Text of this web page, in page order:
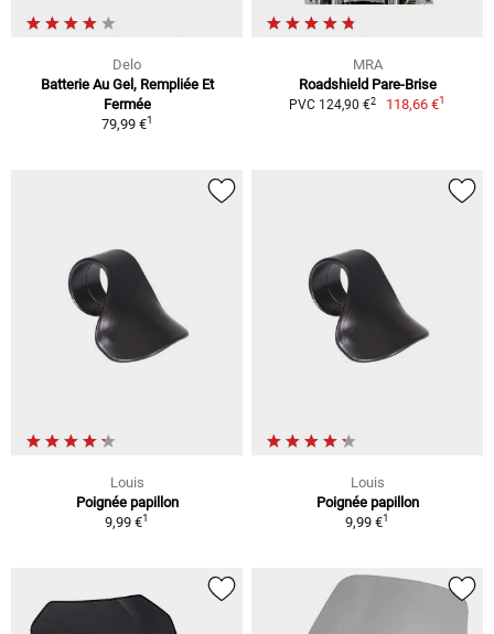
Delo
Batterie Au Gel, Rempliée Et
Fermée
79,99 €1
MRA
Roadshield Pare-Brise
PVC 124,90 €2 118,66 €1
Louis
Poignée papillon
9,99 €1
Louis
Poignée papillon
9,99 €1